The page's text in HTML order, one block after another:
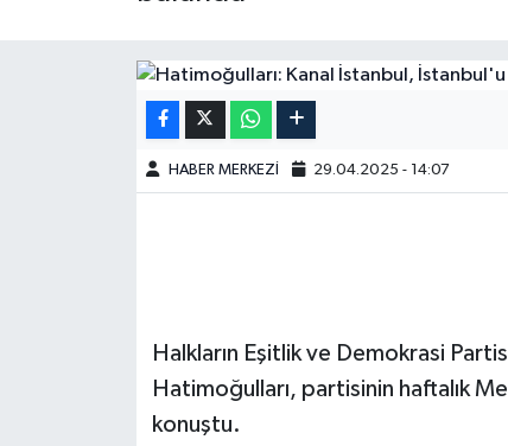
HABER MERKEZİ 29.04.2025 - 14:07
Halkların Eşitlik ve Demokrasi
Hatimoğulları, partisinin haftalık
konuştu.